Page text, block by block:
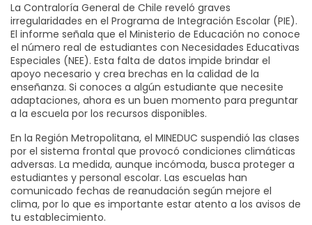
La Contraloría General de Chile reveló graves
irregularidades en el Programa de Integración Escolar (PIE).
El informe señala que el Ministerio de Educación no conoce
el número real de estudiantes con Necesidades Educativas
Especiales (NEE). Esta falta de datos impide brindar el
apoyo necesario y crea brechas en la calidad de la
enseñanza. Si conoces a algún estudiante que necesite
adaptaciones, ahora es un buen momento para preguntar
a la escuela por los recursos disponibles.
En la Región Metropolitana, el MINEDUC suspendió las clases
por el sistema frontal que provocó condiciones climáticas
adversas. La medida, aunque incómoda, busca proteger a
estudiantes y personal escolar. Las escuelas han
comunicado fechas de reanudación según mejore el
clima, por lo que es importante estar atento a los avisos de
tu establecimiento.